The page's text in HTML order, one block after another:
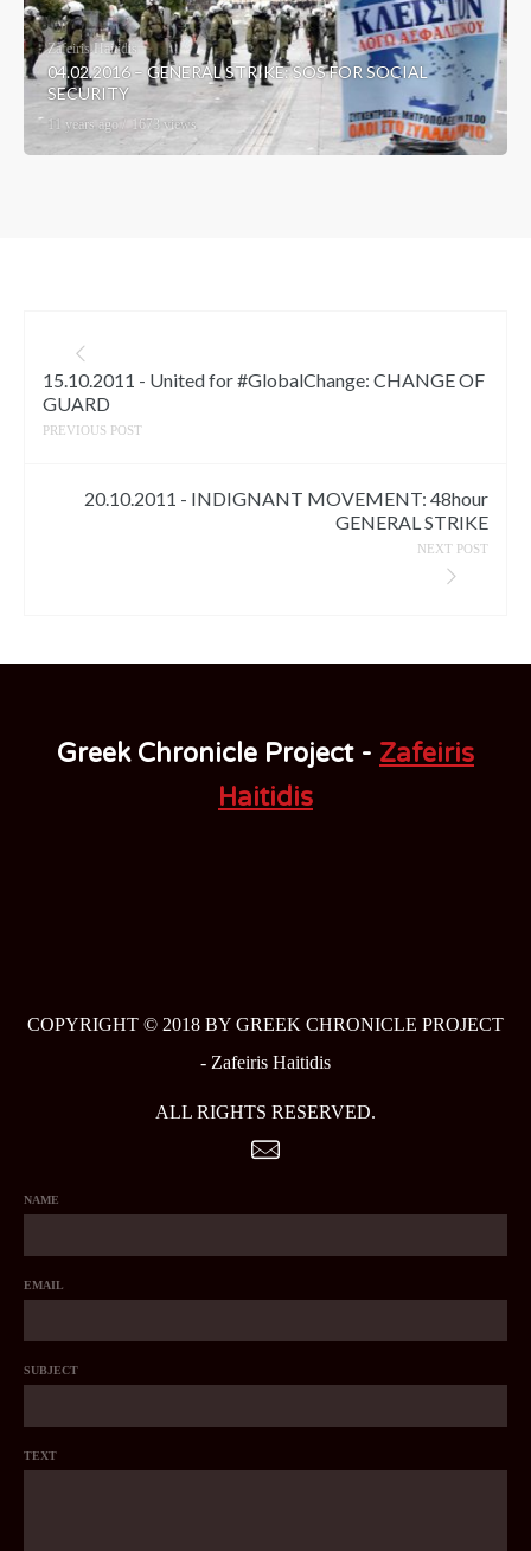
Zafeiris Haitidis
04.02.2016 – GENERAL STRIKE: SOS FOR SOCIAL
SECURITY
11 years ago 1673 views
15.10.2011 - United for #GlobalChange: CHANGE OF
GUARD
PREVIOUS POST
20.10.2011 - INDIGNANT MOVEMENT: 48hour
GENERAL STRIKE
NEXT POST
Greek Chronicle Project - Zafeiris
Haitidis
COPYRIGHT © 2018 BY GREEK CHRONICLE PROJECT
- Zafeiris Haitidis
ALL RIGHTS RESERVED.
NAME
EMAIL
SUBJECT
TEXT